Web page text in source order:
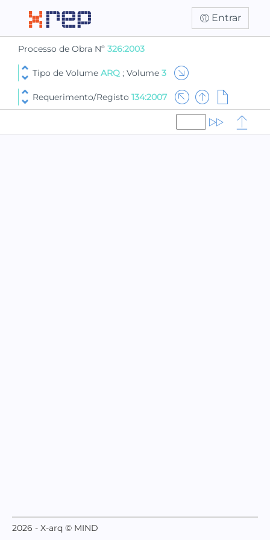
Entrar
Processo de Obra Nº 326:2003
Tipo de Volume ARQ ; Volume 3
Requerimento/Registo 134:2007
2026 - X-arq © MIND